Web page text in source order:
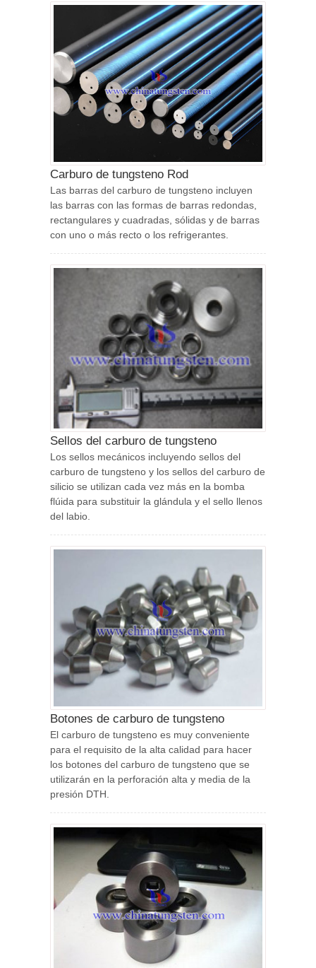
Carburo de tungsteno Rod
Las barras del carburo de tungsteno incluyen
las barras con las formas de barras redondas,
rectangulares y cuadradas, sólidas y de barras
con uno o más recto o los refrigerantes.
Sellos del carburo de tungsteno
Los sellos mecánicos incluyendo sellos del
carburo de tungsteno y los sellos del carburo de
silicio se utilizan cada vez más en la bomba
flúida para substituir la glándula y el sello llenos
del labio.
Botones de carburo de tungsteno
El carburo de tungsteno es muy conveniente
para el requisito de la alta calidad para hacer
los botones del carburo de tungsteno que se
utilizarán en la perforación alta y media de la
presión DTH.